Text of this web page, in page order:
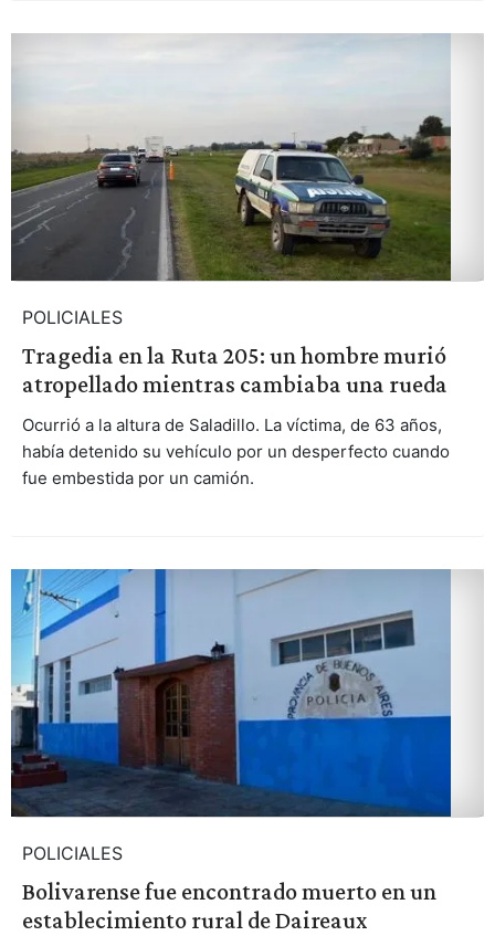
POLICIALES
Tragedia en la Ruta 205: un hombre murió
atropellado mientras cambiaba una rueda
Ocurrió a la altura de Saladillo. La víctima, de 63 años,
había detenido su vehículo por un desperfecto cuando
fue embestida por un camión.
POLICIALES
Bolivarense fue encontrado muerto en un
establecimiento rural de Daireaux